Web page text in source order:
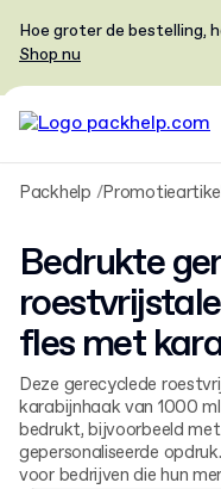
Hoe groter de bestelling,
Shop nu
Packhelp
Bedrukte
fles met
Deze gerecyclede
karabijnhaak van 1000
bedrukt, bijvoorbeeld
gepersonaliseerde
voor bedrijven die hun